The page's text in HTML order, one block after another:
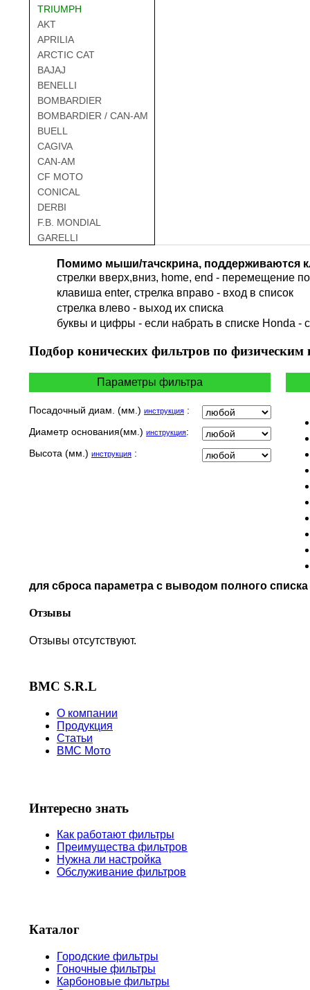
TRIUMPH
AKT
APRILIA
ARCTIC CAT
BAJAJ
BENELLI
BOMBARDIER
BOMBARDIER / CAN-AM
BUELL
CAGIVA
CAN-AM
CF MOTO
CONICAL
DERBI
F.B. MONDIAL
GARELLI
GILERA
HARLEY DAVIDSON
HERO
HUSQVARNA
HYOSUNG / KR MOTORS
INDIAN
KEEWAY
KYMCO
MBK
MOTO GUZZI
TVS
Помимо мыши/тачскрина, поддерживаются
стрелки вверх,вниз, home, end - перемещение
клавиша enter, стрелка вправо - вход в список
cтрелка влево - выход их списка
буквы и цифры - если набрать в списке Honda -
Подбор конических фильтров по физическим
Параметры фильтра
Посадочный диам. (мм.) инструкция :
Диаметр основания(мм.) инструкция:
Высота (мм.) инструкция :
для сброса параметра с выводом полного
Отзывы
Отзывы отсутствуют.
BMC S.R.L
О компании
Продукция
Статьи
BMC Мото
Интересно знать
Как работают фильтры
Преимущества фильтров
Нужна ли настройка
Обслуживание фильтров
Каталог
Городские фильтры
Гоночные фильтры
Карбоновые фильтры